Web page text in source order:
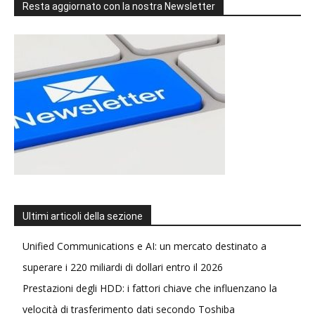
Resta aggiornato con la nostra Newsletter
Ultimi articoli della sezione
Unified Communications e AI: un mercato destinato a
superare i 220 miliardi di dollari entro il 2026
Prestazioni degli HDD: i fattori chiave che influenzano la
velocità di trasferimento dati secondo Toshiba